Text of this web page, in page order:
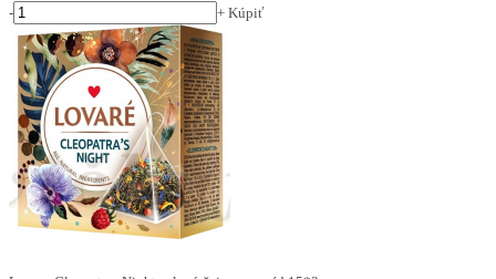
-
+ Kúpiť